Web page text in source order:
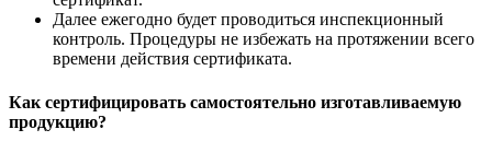
Далее ежегодно будет проводиться инспекционный
контроль. Процедуры не избежать на протяжении всего
времени действия сертификата.
Как сертифицировать самостоятельно изготавливаемую
продукцию?